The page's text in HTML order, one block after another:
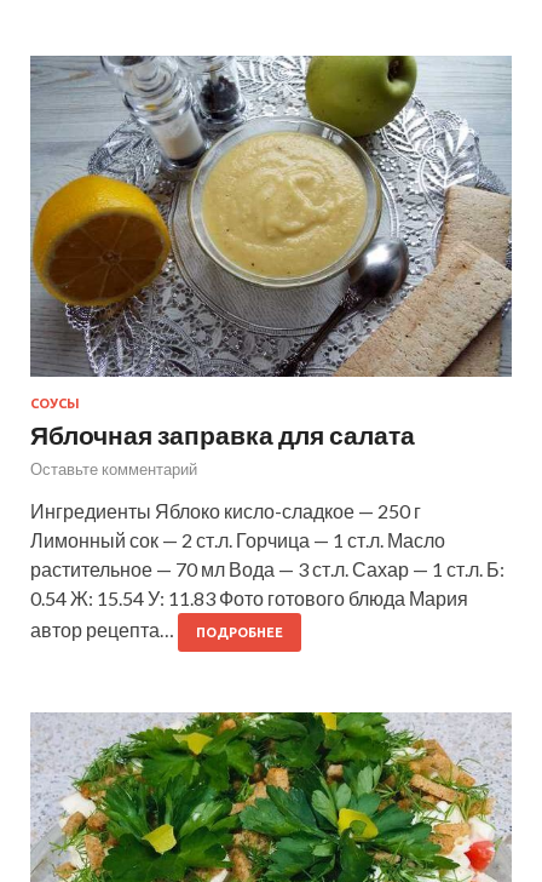
СОУСЫ
Яблочная заправка для салата
Оставьте комментарий
Ингредиенты Яблоко кисло-сладкое — 250 г
Лимонный сок — 2 ст.л. Горчица — 1 ст.л. Масло
растительное — 70 мл Вода — 3 ст.л. Сахар — 1 ст.л. Б:
0.54 Ж: 15.54 У: 11.83 Фото готового блюда Мария
автор рецепта…
ПОДРОБНЕЕ